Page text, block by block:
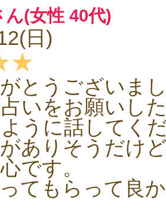
ん(女性 40代)
日)
とうございま
いをお願いし
うに話してく
ありそうだけ
です。
てもらって良